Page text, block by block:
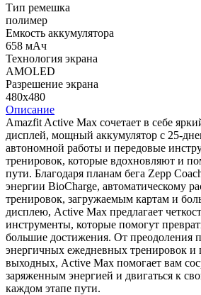
Тип ремешка
полимер
Емкость аккумулятора
658 мАч
Технология экрана
AMOLED
Разрешение экрана
480x480
Описание
Amazfit Active Max сочетает в себе
дисплей, мощный аккумулятор с 25-
автономной работы и передовые
тренировок, которые вдохновляют и
пути. Благодаря планам бега Zepp
энергии BioCharge, автоматическому
тренировок, загружаемым картам и
дисплею, Active Max предлагает
инструменты, которые помогут
большие достижения. От преодоления
энергичных ежедневных тренировок и
выходных, Active Max помогает вам
заряженным энергией и двигаться к
каждом этапе пути.